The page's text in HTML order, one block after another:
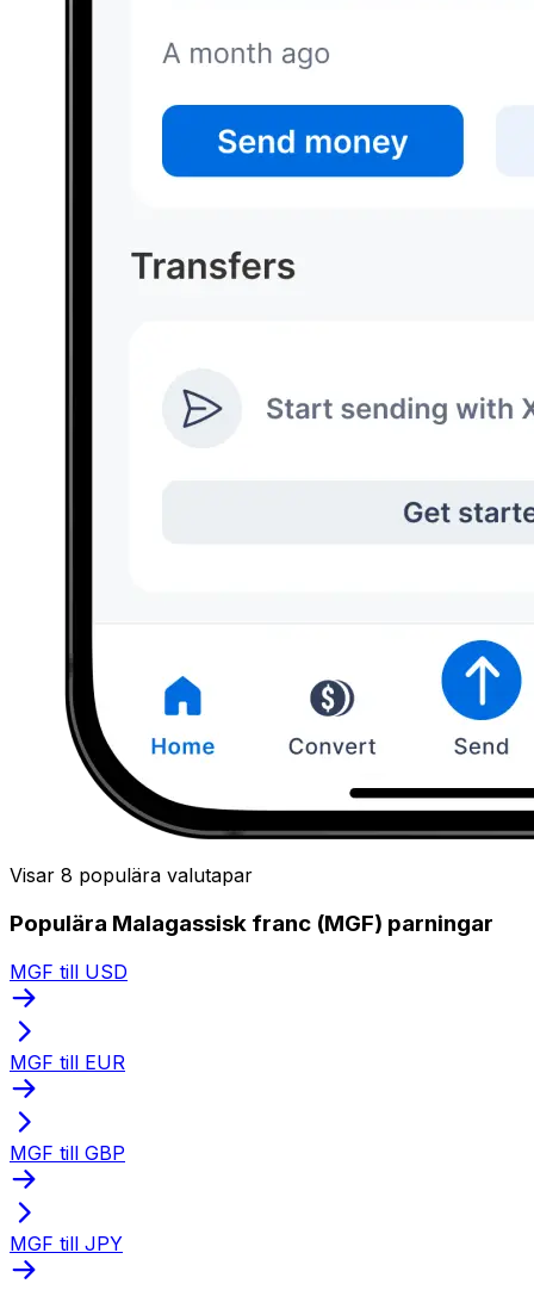
Visar 8 populära valutapar
Populära Malagassisk franc (MGF) parningar
MGF till USD
MGF till EUR
MGF till GBP
MGF till JPY